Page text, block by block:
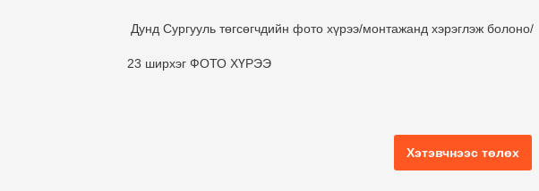
Дунд Сургууль төгсөгчдийн фото хүрээ/монтажанд хэрэглэж болоно/
23 ширхэг ФОТО ХҮРЭЭ
Хэтэвчнээс төлөх